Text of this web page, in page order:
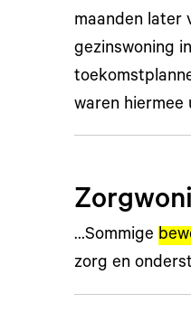
maanden later
gezinswoning
waren hiermee
…Sommige
zorg en